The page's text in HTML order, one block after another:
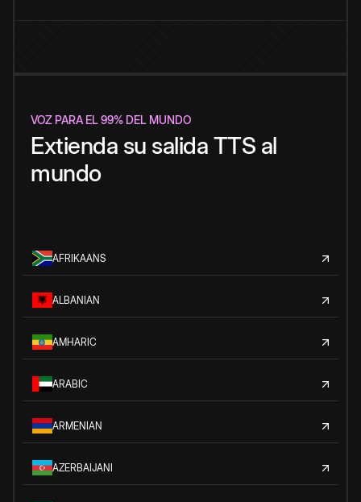
VOZ PARA EL 99% DEL MUNDO
Extienda su salida TTS al
mundo
AFRIKAANS
ALBANIAN
AMHARIC
ARABIC
ARMENIAN
AZERBAIJANI